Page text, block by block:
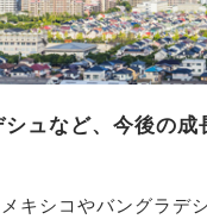
ュなど、今後の
キシコやバングラデ